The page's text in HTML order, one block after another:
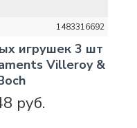
1483316692
игрушек 3 шт
Villeroy &
руб.